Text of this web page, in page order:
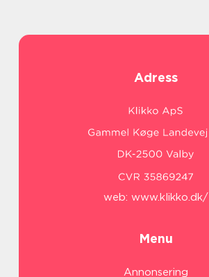
Adress
web: www.klikko.dk/
Menu
Annonsering